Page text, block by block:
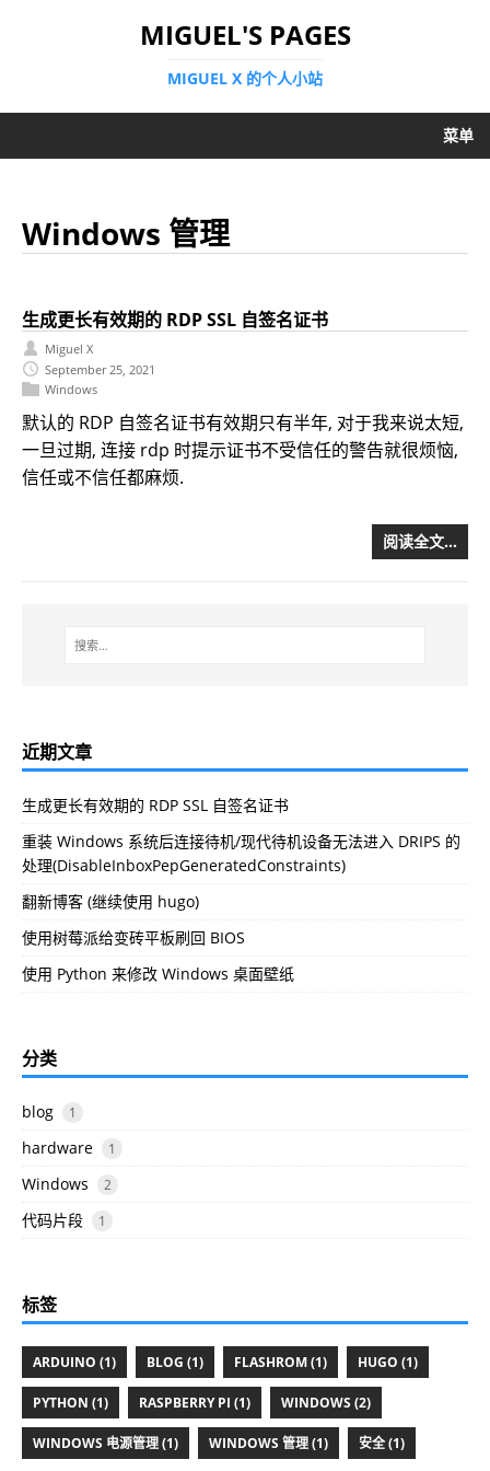
MIGUEL'S PAGES
MIGUEL X 的个人小站
菜单
Windows 管理
生成更长有效期的 RDP SSL 自签名证书
Miguel X
September 25, 2021
Windows
默认的 RDP 自签名证书有效期只有半年, 对于我来说太短,
一旦过期, 连接 rdp 时提示证书不受信任的警告就很烦恼,
信任或不信任都麻烦.
阅读全文…
近期文章
生成更长有效期的 RDP SSL 自签名证书
重装 Windows 系统后连接待机/现代待机设备无法进入 DRIPS 的
处理(DisableInboxPepGeneratedConstraints)
翻新博客 (继续使用 hugo)
使用树莓派给变砖平板刷回 BIOS
使用 Python 来修改 Windows 桌面壁纸
分类
blog 1
hardware 1
Windows 2
代码片段 1
标签
ARDUINO (1) BLOG (1) FLASHROM (1) HUGO (1)
PYTHON (1) RASPBERRY PI (1) WINDOWS (2)
WINDOWS 电源管理 (1) WINDOWS 管理 (1) 安全 (1)